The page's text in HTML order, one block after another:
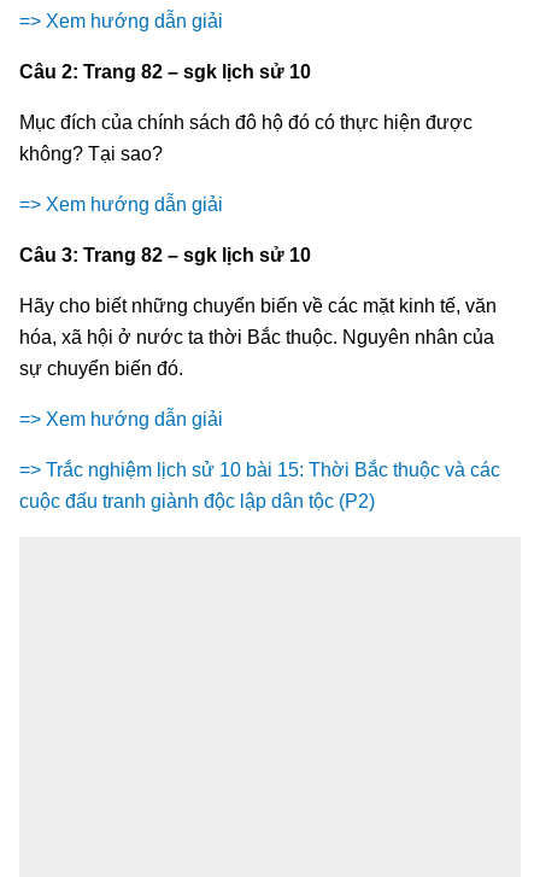
=> Xem hướng dẫn giải
Câu 2: Trang 82 – sgk lịch sử 10
Mục đích của chính sách đô hộ đó có thực hiện được
không? Tại sao?
=> Xem hướng dẫn giải
Câu 3: Trang 82 – sgk lịch sử 10
Hãy cho biết những chuyển biến về các mặt kinh tế, văn
hóa, xã hội ở nước ta thời Bắc thuộc. Nguyên nhân của
sự chuyển biến đó.
=> Xem hướng dẫn giải
=> Trắc nghiệm lịch sử 10 bài 15: Thời Bắc thuộc và các
cuộc đấu tranh giành độc lập dân tộc (P2)